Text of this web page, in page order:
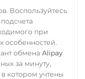
Воспользуйтесь
при
особенностей.
обмена Alipay
за минуту,
котором учтены